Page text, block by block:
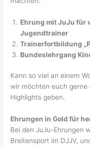
Ehrung mit JuJu für
Jugendtrainer
Trainerfortbildung
Bundeslehrgang
Kann so viel an einem
wir möchten euch gerne
Highlights geben.
Ehrungen in Gold für
Bei den JuJu-Ehrungen
Breitensport im DJJV,